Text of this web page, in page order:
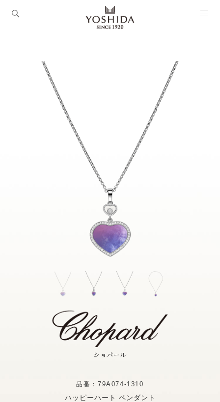
ショパール
品番：79A074-1310
ハッピーハート ペンダント